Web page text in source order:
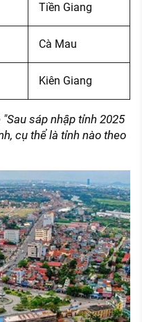
Tiền Giang
Cà Mau
Kiên Giang
sáp nhập tỉnh 2025
cụ thể là tỉnh nào theo